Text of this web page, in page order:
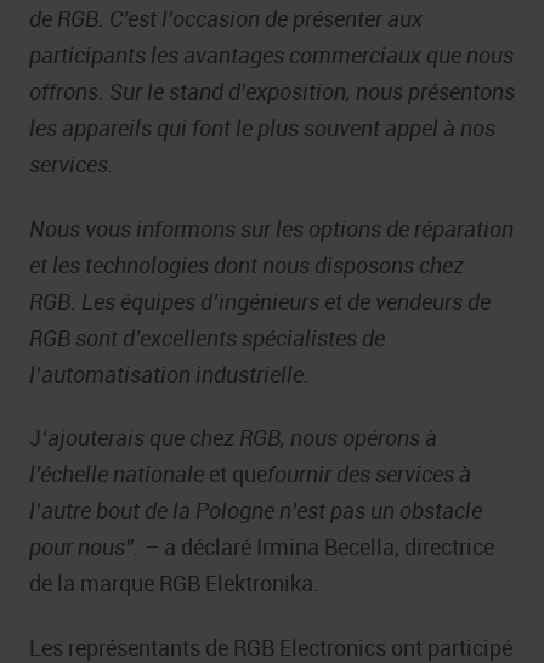
de RGB. C’est l’occasion de présenter aux
participants les avantages commerciaux que nous
offrons. Sur le stand d’exposition, nous présentons
les appareils qui font le plus souvent appel à nos
services.
Nous vous informons sur les options de réparation
et les technologies dont nous disposons chez
RGB. Les équipes d’ingénieurs et de vendeurs de
RGB sont d’excellents spécialistes de
l’automatisation industrielle.
J‘ajouterais que chez RGB, nous opérons à
l’échelle nationale et quefournir des services à
l’autre bout de la Pologne n’est pas un obstacle
pour nous”. – a déclaré Irmina Becella, directrice
de la marque RGB Elektronika.
Les représentants de RGB Electronics ont participé